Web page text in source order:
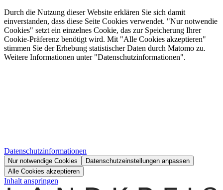
Durch die Nutzung dieser Website erklären Sie sich damit
einverstanden, dass diese Seite Cookies verwendet. "Nur notwendie
Cookies" setzt ein einzelnes Cookie, das zur Speicherung Ihrer
Cookie-Präferenz benötigt wird. Mit "Alle Cookies akzeptieren"
stimmen Sie der Erhebung statistischer Daten durch Matomo zu.
Weitere Informationen unter "Datenschutzinformationen".
Datenschutzinformationen
Nur notwendige Cookies
Datenschutzeinstellungen anpassen
Alle Cookies akzeptieren
Inhalt anspringen